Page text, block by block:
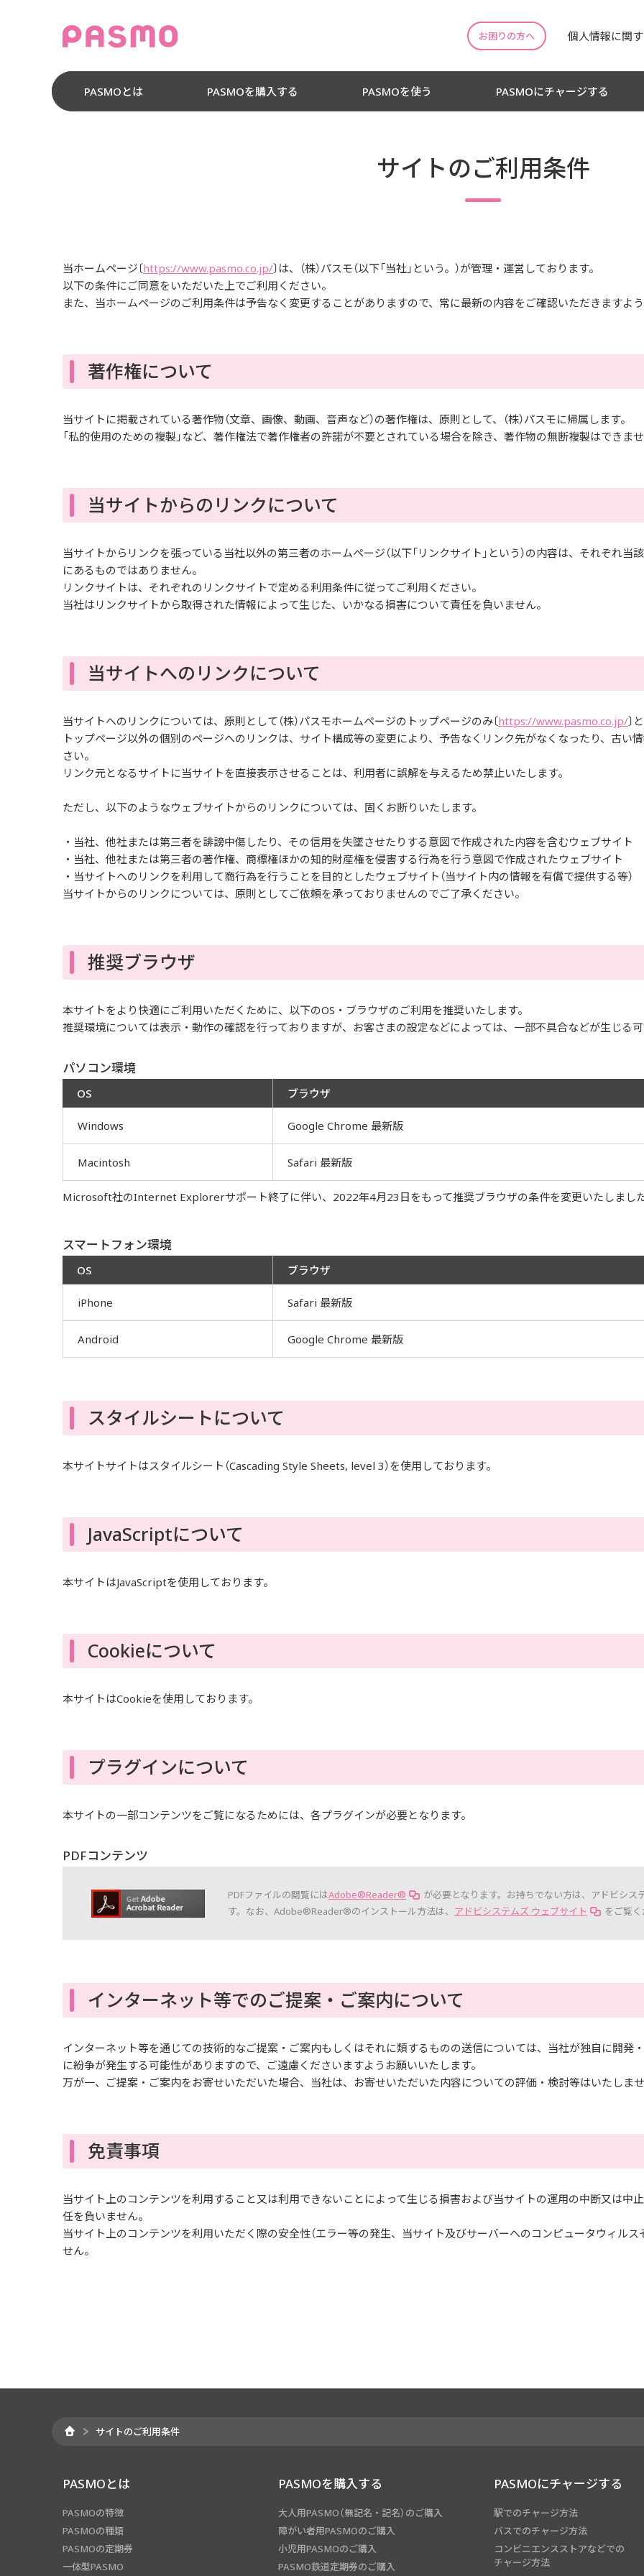
お困りの方へ 個人情報に関
PASMOとは PASMOを購入する PASMOを使う PASMOにチャージする
サイトのご利用条件
当ホームページ〔https://www.pasmo.co.jp/〕は、（株）パスモ（以下「当社」という。）が管理・運営しております。
以下の条件にご同意をいただいた上でご利用ください。
また、当ホームページのご利用条件は予告なく変更することがありますので、常に最新の内容をご確認いただきますよう
著作権について
当サイトに掲載されている著作物（文章、画像、動画、音声など）の著作権は、原則として、（株）パスモに帰属します。
「私的使用のための複製」など、著作権法で著作権者の許諾が不要とされている場合を除き、著作物の無断複製はできませ
当サイトからのリンクについて
当サイトからリンクを張っている当社以外の第三者のホームページ（以下「リンクサイト」という）の内容は、それぞれ
にあるものではありません。
リンクサイトは、それぞれのリンクサイトで定める利用条件に従ってご利用ください。
当社はリンクサイトから取得された情報によって生じた、いかなる損害について責任を負いません。
当サイトへのリンクについて
当サイトへのリンクについては、原則として（株）パスモホームページのトップページのみ〔https://www.pasmo.co.jp/〕
トップページ以外の個別のページへのリンクは、サイト構成等の変更により、予告なくリンク先がなくなったり、古い
さい。
リンク元となるサイトに当サイトを直接表示させることは、利用者に誤解を与えるため禁止いたします。
ただし、以下のようなウェブサイトからのリンクについては、固くお断りいたします。
当社、他社または第三者を誹謗中傷したり、その信用を失墜させたりする意図で作成された内容を含むウェブサイト
当社、他社または第三者の著作権、商標権ほかの知的財産権を侵害する行為を行う意図で作成されたウェブサイト
当サイトへのリンクを利用して商行為を行うことを目的としたウェブサイト（当サイト内の情報を有償で提供する等）
当サイトからのリンクについては、原則としてご依頼を承っておりませんのでご了承ください。
推奨ブラウザ
本サイトをより快適にご利用いただくために、以下のOS・ブラウザのご利用を推奨いたします。
推奨環境については表示・動作の確認を行っておりますが、お客さまの設定などによっては、一部不具合などが生じる可
パソコン環境
OS ブラウザ
Windows Google Chrome 最新版
Macintosh Safari 最新版
Microsoft社のInternet Explorerサポート終了に伴い、2022年4月23日をもって推奨ブラウザの条件を変更いたしました
スマートフォン環境
OS ブラウザ
iPhone Safari 最新版
Android Google Chrome 最新版
スタイルシートについて
本サイトサイトはスタイルシート（Cascading Style Sheets, level 3）を使用しております。
JavaScriptについて
本サイトはJavaScriptを使用しております。
Cookieについて
本サイトはCookieを使用しております。
プラグインについて
本サイトの一部コンテンツをご覧になるためには、各プラグインが必要となります。
PDFコンテンツ
PDFファイルの閲覧にはAdobe®Reader®
が必要となります。お持ちでない方は、アドビシ
す。なお、Adobe®Reader®のインストール方法は、 アドビシステムズ ウェブサイト をご覧く
インターネット等でのご提案・ご案内について
インターネット等を通じての技術的なご提案・ご案内もしくはそれに類するものの送信については、当社が独自に開発
に紛争が発生する可能性がありますので、ご遠慮くださいますようお願いいたします。
万が一、ご提案・ご案内をお寄せいただいた場合、当社は、お寄せいただいた内容についての評価・検討等はいたしませ
免責事項
当サイト上のコンテンツを利用すること又は利用できないことによって生じる損害および当サイトの運用の中断又は中
任を負いません。
当サイト上のコンテンツを利用いただく際の安全性（エラー等の発生、当サイト及びサーバーへのコンピュータウィル
せん。
サイトのご利用条件
PASMOとは
PASMOの特徴
PASMOの種類
PASMOの定期券
一体型PASMO
PASMOを購入する
大人用PASMO（無記名・記名）のご購入
障がい者用PASMOのご購入
小児用PASMOのご購入
PASMO鉄道定期券のご購入
PASMOにチャージする
駅でのチャージ方法
バスでのチャージ方法
コンビニエンスストアなどでの
チャージ方法